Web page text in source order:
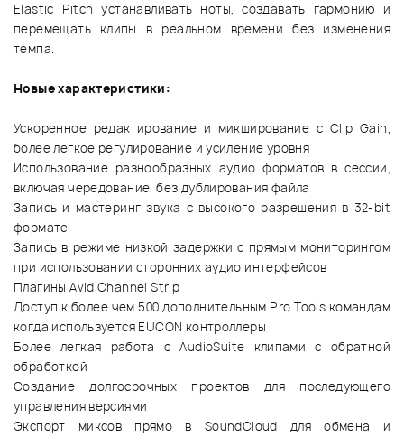
Elastic Pitch устанавливать ноты, создавать гармонию и
перемещать клипы в реальном времени без изменения
темпа.
Новые характеристики:
Ускоренное редактирование и микширование с Clip Gain,
более легкое регулирование и усиление уровня
Использование разнообразных аудио форматов в сессии,
включая чередование, без дублирования файла
Запись и мастеринг звука с высокого разрешения в 32-bit
формате
Запись в режиме низкой задержки с прямым мониторингом
при использовании сторонних аудио интерфейсов
Плагины Avid Channel Strip
Доступ к более чем 500 дополнительным Pro Tools командам
когда используется EUCON контроллеры
Более легкая работа с AudioSuite клипами с обратной
обработкой
Создание долгосрочных проектов для последующего
управления версиями
Экспорт миксов прямо в SoundCloud для обмена и